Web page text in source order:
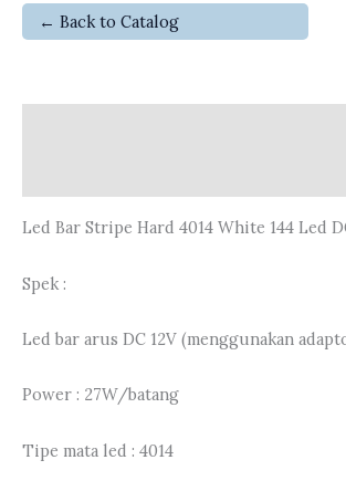
← Back to Catalog
Led Bar Stripe Hard 4014 White 144 Led
Spek :
Led bar arus DC 12V (menggunakan
Power : 27W/batang
Tipe mata led : 4014